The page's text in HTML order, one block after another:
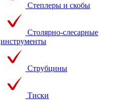
Степлеры и скобы
Столярно-слесарные
инструменты
Струбцины
Тиски